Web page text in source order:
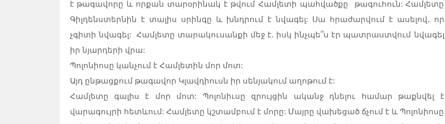
է թագավորը և որքան տարօրինակ է թվում Համլետի պահվածքը թագուհուն: Համլետը
Գիլդենստերնին է տալիս սրինգը և խնդրում է նվագել: Սա հրաժարվում է ասելով, որ
չգիտի նվագել: Համլետը տարակուսանքի մեջ է. իսկ ինչպե՞ս էր պատրաստվում նվագել
իր նյարդերի վրա:
Պոլոնիոսը կանչում է Համլետին մոր մոտ:
Այդ ընթացքում թագավոր Կլավդիուսն իր սենյակում աղոթում է:
Համլետը գալիս է մոր մոտ: Պոլոնիւսը զրույցին ականջ դնելու համար թաքնվել է
վարագույրի հետևում: Համլետը կշտամբում է մորը: Մայրը վախեցած ճչում է և Պոլոնիոսը